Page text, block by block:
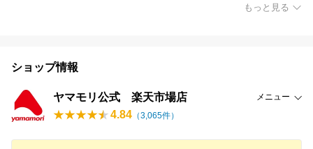
もっと見る
ショップ情報
ヤマモリ公式 楽天市場店 メニュー
4.84 （3,065件）